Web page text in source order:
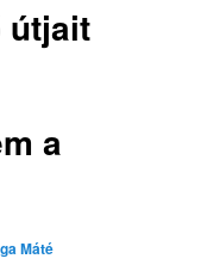
útjait
a
Máté